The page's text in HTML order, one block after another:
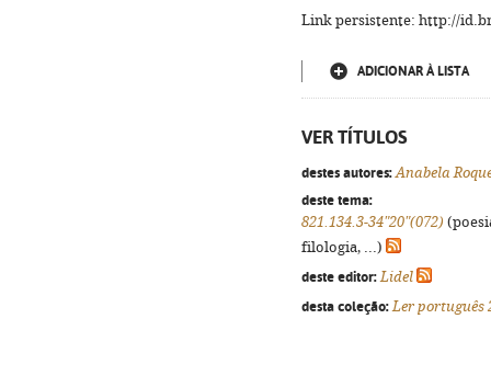
Link persistente: http://
ADICIONAR À LISTA
VER TÍTULOS
destes autores: Anabela
deste tema:
821.134.3-34"20"(072)
filologia, ...)
deste editor: Lidel
desta coleção: Ler português